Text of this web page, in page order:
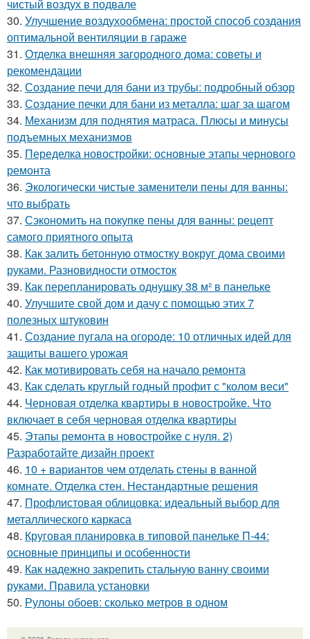
чистый воздух в подвале
30. Улучшение воздухообмена: простой способ создания
оптимальной вентиляции в гараже
31. Отделка внешняя загородного дома: советы и
рекомендации
32. Создание печи для бани из трубы: подробный обзор
33. Создание печки для бани из металла: шаг за шагом
34. Механизм для поднятия матраса. Плюсы и минусы
подъемных механизмов
35. Переделка новостройки: основные этапы чернового
ремонта
36. Экологически чистые заменители пены для ванны:
что выбрать
37. Сэкономить на покупке пены для ванны: рецепт
самого приятного опыта
38. Как залить бетонную отмостку вокруг дома своими
руками. Разновидности отмосток
39. Как перепланировать однушку 38 м² в панельке
40. Улучшите свой дом и дачу с помощью этих 7
полезных штуковин
41. Создание пугала на огороде: 10 отличных идей для
защиты вашего урожая
42. Как мотивировать себя на начало ремонта
43. Как сделать круглый годный профит с "колом веси"
44. Черновая отделка квартиры в новостройке. Что
включает в себя черновая отделка квартиры
45. Этапы ремонта в новостройке с нуля. 2)
Разработайте дизайн проект
46. 10 + вариантов чем отделать стены в ванной
комнате. Отделка стен. Нестандартные решения
47. Профлистовая облицовка: идеальный выбор для
металлического каркаса
48. Круговая планировка в типовой панельке П-44:
основные принципы и особенности
49. Как надежно закрепить стальную ванну своими
руками. Правила установки
50. Рулоны обоев: сколько метров в одном